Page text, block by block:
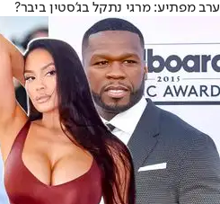
ערב מפתיע: מרגי נתקל בג'סטין ביבר?